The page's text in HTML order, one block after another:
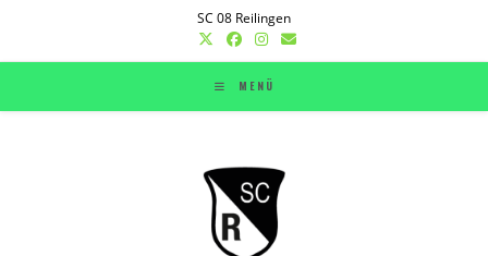
springen
SC 08 Reilingen
MENÜ